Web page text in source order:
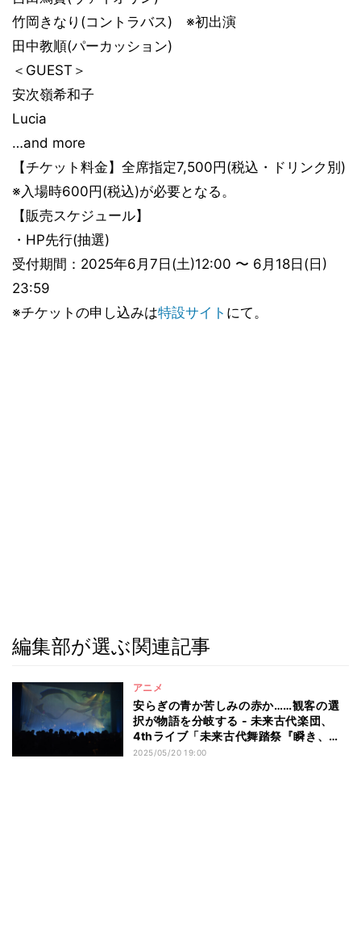
竹岡きなり(コントラバス) ※初出演
田中教順(パーカッション)
＜GUEST＞
安次嶺希和子
Lucia
…and more
【チケット料金】全席指定7,500円(税込・ドリンク別)
※入場時600円(税込)が必要となる。
【販売スケジュール】
・HP先行(抽選)
受付期間：2025年6月7日(土)12:00 〜 6月18日(日)
23:59
※チケットの申し込みは特設サイト にて。
編集部が選ぶ関連記事
アニメ
安らぎの青か苦しみの赤か……観客の選
択が物語を分岐する - 未来古代楽団、
4thライブ「未来古代舞踏祭『瞬き、や
がて、永遠』」を開催
2025/05/20 19:00